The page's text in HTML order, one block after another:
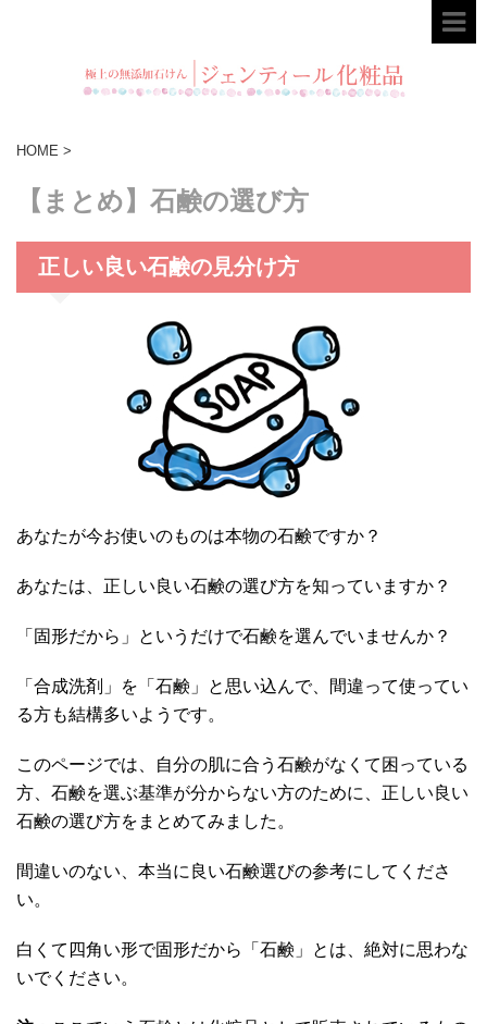
HOME >
【まとめ】石鹸の選び方
正しい良い石鹸の見分け方
あなたが今お使いのものは本物の石鹸ですか？
あなたは、正しい良い石鹸の選び方を知っていますか？
「固形だから」というだけで石鹸を選んでいませんか？
「合成洗剤」を「石鹸」と思い込んで、間違って使ってい
る方も結構多いようです。
このページでは、自分の肌に合う石鹸がなくて困っている
方、石鹸を選ぶ基準が分からない方のために、正しい良い
石鹸の選び方をまとめてみました。
間違いのない、本当に良い石鹸選びの参考にしてくださ
い。
白くて四角い形で固形だから「石鹸」とは、絶対に思わな
いでください。